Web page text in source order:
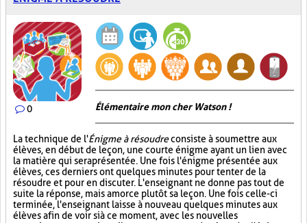
0 Élémentaire mon cher Watson !
La technique de l'Énigme à résoudreconsiste à soumettre aux
élèves, en début de leçon, une courte énigme ayant un lien avec
la matière qui sera présentée. Une fois l'énigme présentée aux
élèves, ces derniers ont quelques minutes pour tenter de la
résoudre et pour en discuter. L'enseignant ne donne pas tout de
suite la réponse, mais amorce plutôt sa leçon. Une fois celle-ci
terminée, l'enseignant laisse à nouveau quelques minutes aux
élèves afin de voir si à ce moment, avec les nouvelles